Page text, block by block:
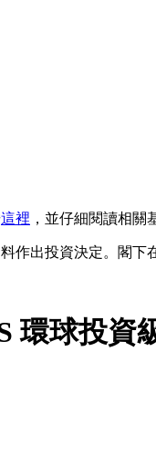
這裡 ，並仔細閱讀相關
作出投資決定。閣下
環球投資